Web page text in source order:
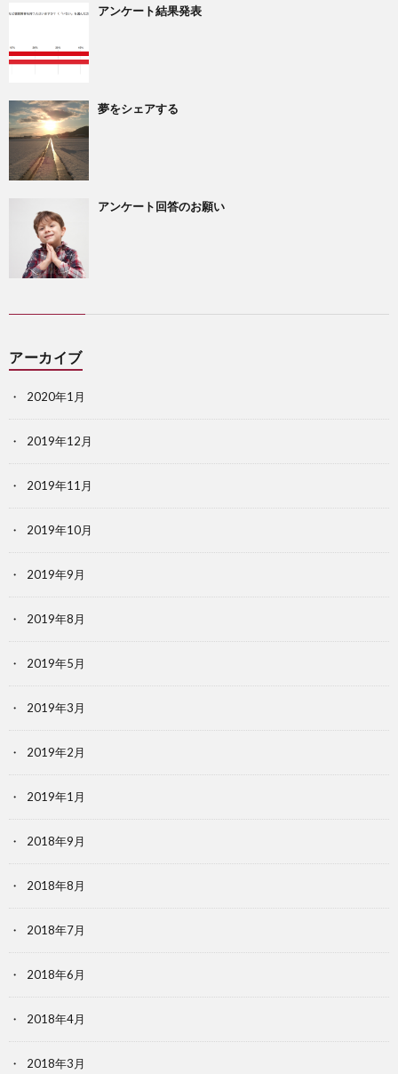
アンケート結果発表
夢をシェアする
アンケート回答のお願い
アーカイブ
2020年1月
2019年12月
2019年11月
2019年10月
2019年9月
2019年8月
2019年5月
2019年3月
2019年2月
2019年1月
2018年9月
2018年8月
2018年7月
2018年6月
2018年4月
2018年3月